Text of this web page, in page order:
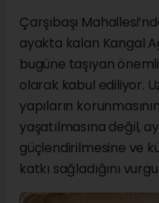
Çarşıbaşı
ayakta kalan Kangal
bugüne taşıyan
olarak kabul ediliyor.
yapıların
yaşatılmasına değil,
güçlendirilmesine ve
katkı sağladığını